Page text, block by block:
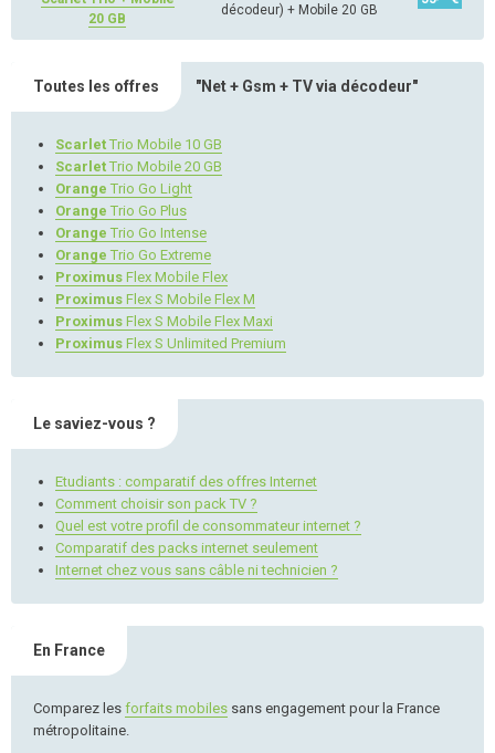
20 GB
décodeur) + Mobile 20 GB
Toutes les offres "Net + Gsm + TV via décodeur"
Scarlet Trio Mobile 10 GB
Scarlet Trio Mobile 20 GB
Orange Trio Go Light
Orange Trio Go Plus
Orange Trio Go Intense
Orange Trio Go Extreme
Proximus Flex Mobile Flex
Proximus Flex S Mobile Flex M
Proximus Flex S Mobile Flex Maxi
Proximus Flex S Unlimited Premium
Le saviez-vous ?
Etudiants : comparatif des offres Internet
Comment choisir son pack TV ?
Quel est votre profil de consommateur internet ?
Comparatif des packs internet seulement
Internet chez vous sans câble ni technicien ?
En France
Comparez les forfaits mobiles sans engagement pour la France
métropolitaine.